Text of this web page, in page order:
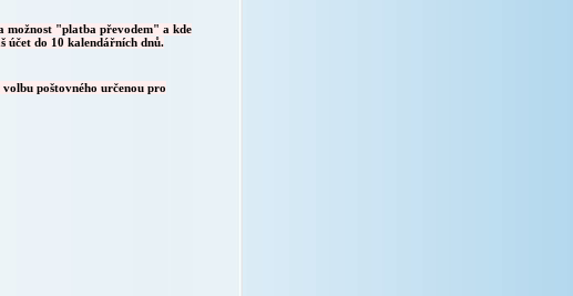
možnost "platba převodem" a kde
účet do 10 kalendářních dnů.
poštovného určenou pro